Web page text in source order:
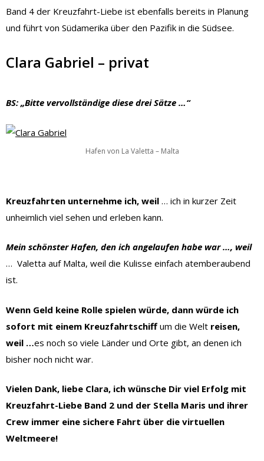
Band 4 der Kreuzfahrt-Liebe ist ebenfalls bereits in Planung
und führt von Südamerika über den Pazifik in die Südsee.
Clara Gabriel – privat
BS: „Bitte vervollständige diese drei Sätze …“
Hafen von La Valetta – Malta
Kreuzfahrten unternehme ich, weil … ich in kurzer Zeit
unheimlich viel sehen und erleben kann.
Mein schönster Hafen, den ich angelaufen habe war …, weil
… Valetta auf Malta, weil die Kulisse einfach atemberaubend
ist.
Wenn Geld keine Rolle spielen würde, dann würde ich
sofort mit einem Kreuzfahrtschiff um die Welt reisen,
weil …es noch so viele Länder und Orte gibt, an denen ich
bisher noch nicht war.
Vielen Dank, liebe Clara, ich wünsche Dir viel Erfolg mit
Kreuzfahrt-Liebe Band 2 und der Stella Maris und ihrer
Crew immer eine sichere Fahrt über die virtuellen
Weltmeere!